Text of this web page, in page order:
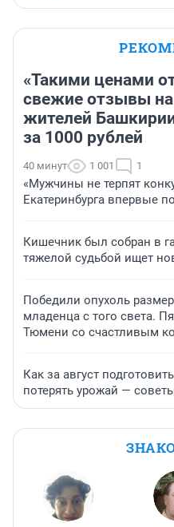
«Такими ценами
свежие отзывы
жителей
за 1000 рублей
40 минут 1 001 1
«Мужчины не терпят
Екатеринбурга впервые
Кишечник был собран в
тяжелой судьбой ищет
Победили опухоль
младенца с того света.
Тюмени со счастливым
Как за август
потерять урожай —